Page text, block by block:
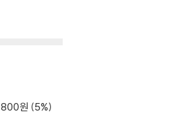
800원 (5%)